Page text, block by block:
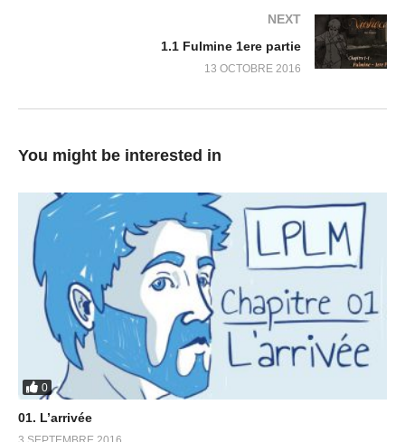
NEXT
1.1 Fulmine 1ere partie
13 OCTOBRE 2016
You might be interested in
0
01. L’arrivée